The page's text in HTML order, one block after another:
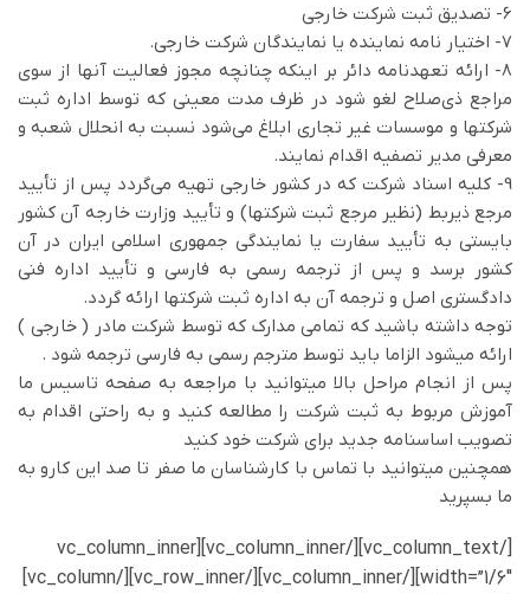
6- تصديق ثبت شركت خارجي
7- اختيار نامه نماينده يا نمايندگان شركت خارجي.
8- ارائه تعهدنامه دائر بر اينكه چنانچه مجوز فعاليت آنها از سوي
مراجع ذي‌صلاح لغو شود در ظرف مدت معيني كه توسط اداره ثبت
شركتها و موسسات غیر تجاری ابلاغ مي‌شود نسبت به انحلال شعبه و
معرفي مدير تصفيه اقدام نمايند.
9- كليه اسناد شركت كه در كشور خارجي تهيه مي‌گردد پس از تأييد
مرجع ذيربط (نظير مرجع ثبت شركتها) و تأييد وزارت خارجه آن كشور
بايستي به تأييد سفارت يا نمايندگي جمهوري اسلامي ايران در آن
كشور برسد و پس از ترجمه رسمي به فارسي و تأييد اداره فني
دادگستري اصل و ترجمه آن به اداره ثبت شركتها ارائه گردد.
توجه داشته باشید که تمامی مدارک که توسط شرکت مادر ( خارجی )
ارائه میشود الزاما باید توسط مترجم رسمی به فارسی ترجمه شود .
پس از انجام مراحل بالا میتوانید با مراجعه به صفحه تاسیس ما
آموزش مربوط به ثبت شرکت را مطالعه کنید و به راحتی اقدام به
تصویب اساسنامه جدید برای شرکت خود کنید
همچنین میتوانید با تماس با کارشناسان ما صفر تا صد این کارو به
ما بسپرید
[/vc_column_text][/vc_column_inner][vc_column_inner